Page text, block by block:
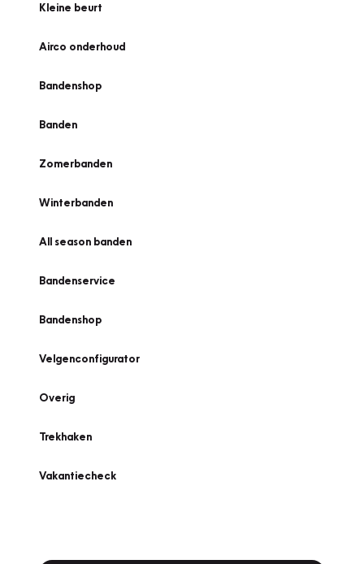
Kleine beurt
Airco onderhoud
Bandenshop
Banden
Zomerbanden
Winterbanden
All season banden
Bandenservice
Bandenshop
Velgenconfigurator
Overig
Trekhaken
Vakantiecheck